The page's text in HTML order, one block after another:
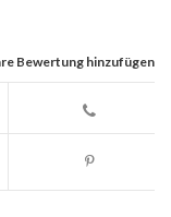
Bewertung hinzufügen